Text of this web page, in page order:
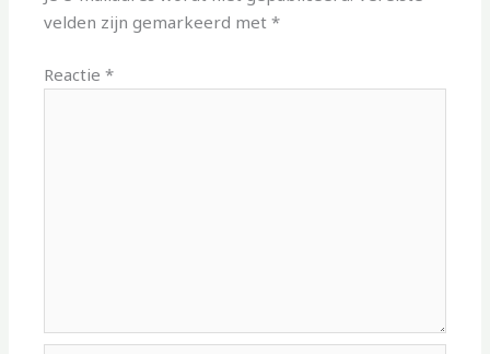
velden zijn gemarkeerd met*
Reactie*